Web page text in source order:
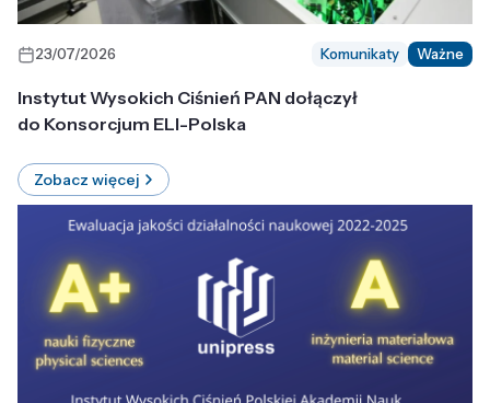
23/07/2026 Komunikaty Ważne
Instytut Wysokich Ciśnień PAN dołączył
do Konsorcjum ELI-Polska
Zobacz więcej